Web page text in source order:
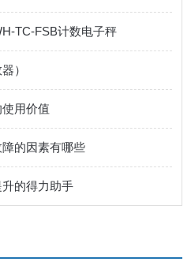
TC-FSB计数电子秤
）
用价值
的因素有哪些
的得力助手